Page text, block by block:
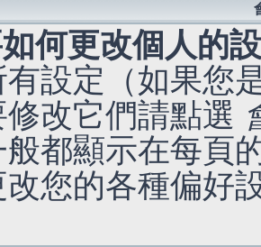
何更改個人的
有設定（如果您
改它們請點選
都顯示在每頁
改您的各種偏好